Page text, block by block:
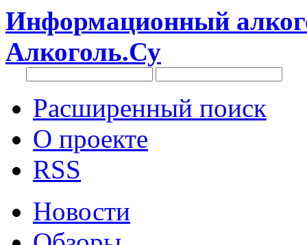
Информационный
Алкоголь.Су
Расширенный поиск
О проекте
RSS
Новости